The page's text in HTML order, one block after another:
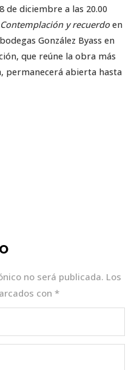
de diciembre a las 20.00
Contemplación y recuerdoen
González Byass en
que reúne la obra más
permanecerá abierta hasta
no será publicada. Los
con *